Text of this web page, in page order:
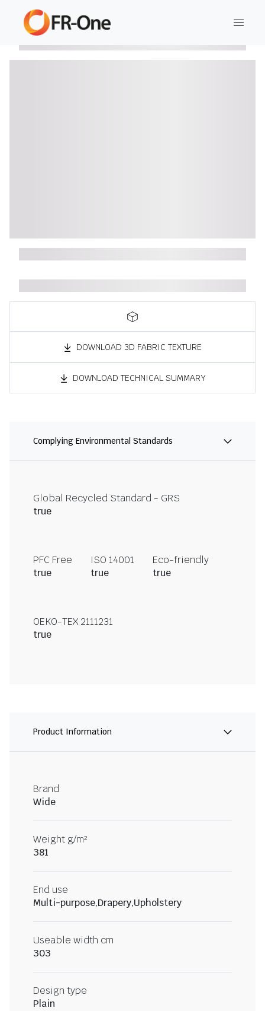
DOWNLOAD 3D FABRIC TEXTURE
DOWNLOAD TECHNICAL SUMMARY
Complying Environmental Standards
Global Recycled Standard - GRS
true
PFC Free
true
ISO 14001
true
Eco-friendly
true
OEKO-TEX 2111231
true
Product Information
Brand
Wide
Weight g/m²
381
End use
Multi-purpose,Drapery,Upholstery
Useable width cm
303
Design type
Plain